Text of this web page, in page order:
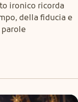
ironico ricorda
della fiducia e